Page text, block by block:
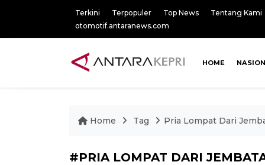
Terkini Terpopuler Top News
Tentang Kami
otomotif.antaranews.com
HOME
Home Tag Pria Lompat Dari
#PRIA LOMPAT DARI